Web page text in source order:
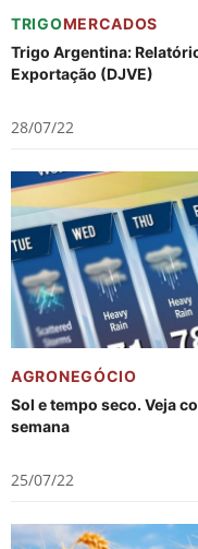
TRIGOMERCADOS
Trigo Argentina:
Exportação (DJVE)
28/07/22
AGRONEGÓCIO
Sol e tempo seco. Veja
semana
25/07/22